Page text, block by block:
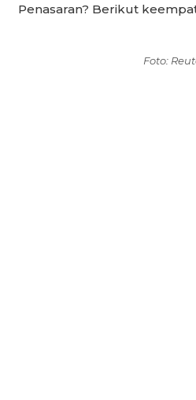
Penasaran? Berikut
Foto: